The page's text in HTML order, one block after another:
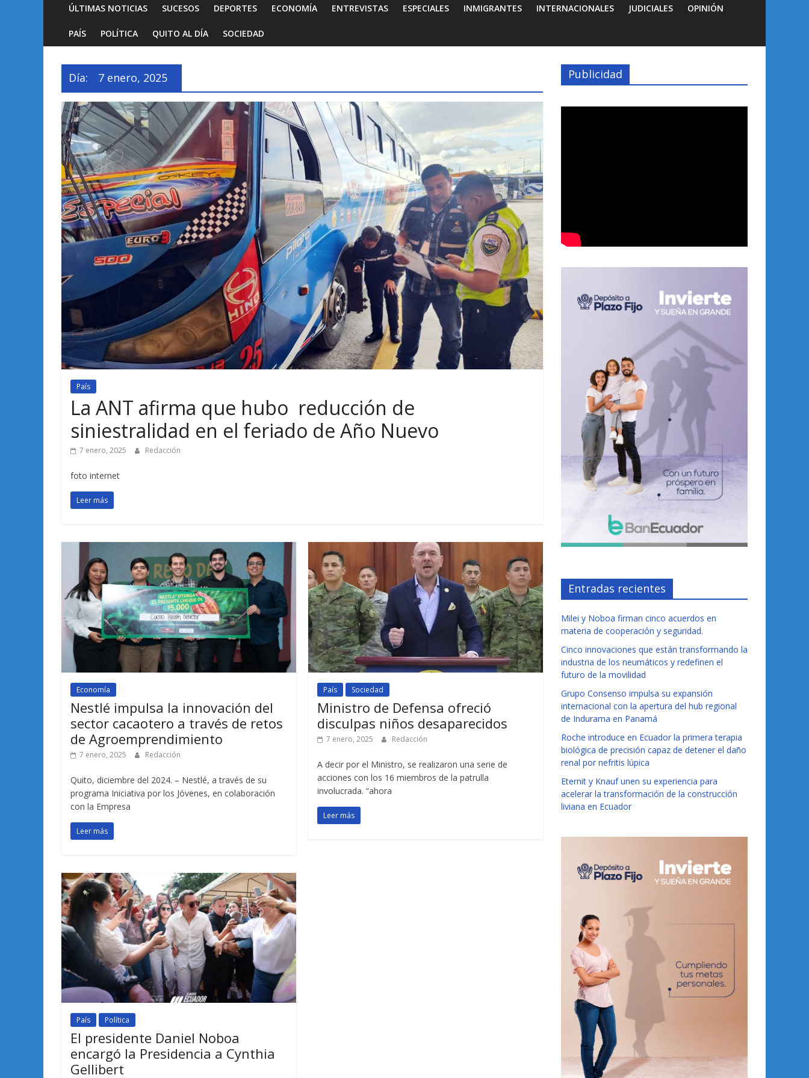
ÚLTIMAS NOTICIAS SUCESOS DEPORTES ECONOMÍA ENTREVISTAS ESPECIALES INMIGRANTES INTERNACIONALES JUDICIALES OPINIÓN
PAÍS POLÍTICA QUITO AL DÍA SOCIEDAD
Día: 7 enero, 2025
País
La ANT afirma que hubo reducción de
siniestralidad en el feriado de Año Nuevo
7 enero, 2025 Redacción
foto internet
Leer más
Economía
Nestlé impulsa la innovación del
sector cacaotero a través de retos
de Agroemprendimiento
7 enero, 2025 Redacción
Quito, diciembre del 2024. – Nestlé, a través de su
programa Iniciativa por los Jóvenes, en colaboración
con la Empresa
Leer más
País Sociedad
Ministro de Defensa ofreció
disculpas niños desaparecidos
7 enero, 2025 Redacción
A decir por el Ministro, se realizaron una serie de
acciones con los 16 miembros de la patrulla
involucrada. “ahora
Leer más
País Política
El presidente Daniel Noboa
encargó la Presidencia a Cynthia
Gellibert
Publicidad
Entradas recientes
Milei y Noboa firman cinco acuerdos en
materia de cooperación y seguridad.
Cinco innovaciones que están transformando la
industria de los neumáticos y redefinen el
futuro de la movilidad
Grupo Consenso impulsa su expansión
internacional con la apertura del hub regional
de Indurama en Panamá
Roche introduce en Ecuador la primera terapia
biológica de precisión capaz de detener el daño
renal por nefritis lúpica
Eternit y Knauf unen su experiencia para
acelerar la transformación de la construcción
liviana en Ecuador